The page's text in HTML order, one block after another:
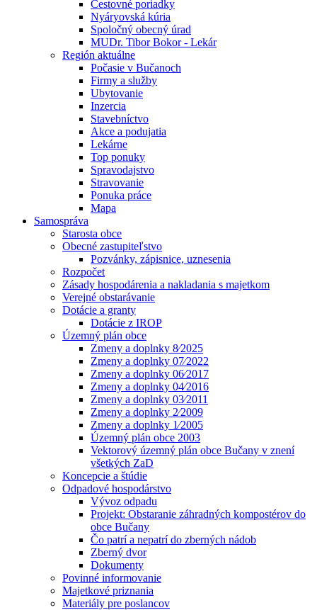
Cestovné poriadky
Nyáryovská kúria
Spoločný obecný úrad
MUDr. Tibor Bokor - Lekár
Región aktuálne
Počasie v Bučanoch
Firmy a služby
Ubytovanie
Inzercia
Stavebníctvo
Akce a podujatia
Lekárne
Top ponuky
Spravodajstvo
Stravovanie
Ponuka práce
Mapa
Samospráva
Starosta obce
Obecné zastupiteľstvo
Pozvánky, zápisnice, uznesenia
Rozpočet
Zásady hospodárenia a nakladania s majetkom
Verejné obstarávanie
Dotácie a granty
Dotácie z IROP
Územný plán obce
Zmeny a doplnky 8⁄2025
Zmeny a doplnky 07⁄2022
Zmeny a doplnky 06⁄2017
Zmeny a doplnky 04⁄2016
Zmeny a doplnky 03⁄2011
Zmeny a doplnky 2⁄2009
Zmeny a doplnky 1⁄2005
Územný plán obce 2003
Vektorový územný plán obce Bučany v znení
všetkých ZaD
Koncepcie a štúdie
Odpadové hospodárstvo
Vývoz odpadu
Projekt: Obstaranie záhradných kompostérov do
obce Bučany
Čo patrí a nepatrí do zberných nádob
Zberný dvor
Dokumenty
Povinné informovanie
Majetkové priznania
Materiály pre poslancov